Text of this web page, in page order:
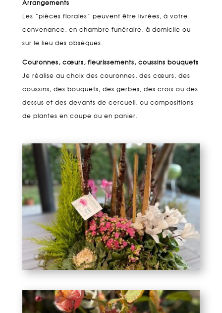
Arrangements
Les “pièces florales” peuvent être livrées, à votre
convenance, en chambre funéraire, à domicile ou
sur le lieu des obsèques.
Couronnes, cœurs, fleurissements, coussins bouquets
Je réalise au choix des couronnes, des cœurs, des
coussins, des bouquets, des gerbes, des croix ou des
dessus et des devants de cercueil, ou compositions
de plantes en coupe ou en panier.